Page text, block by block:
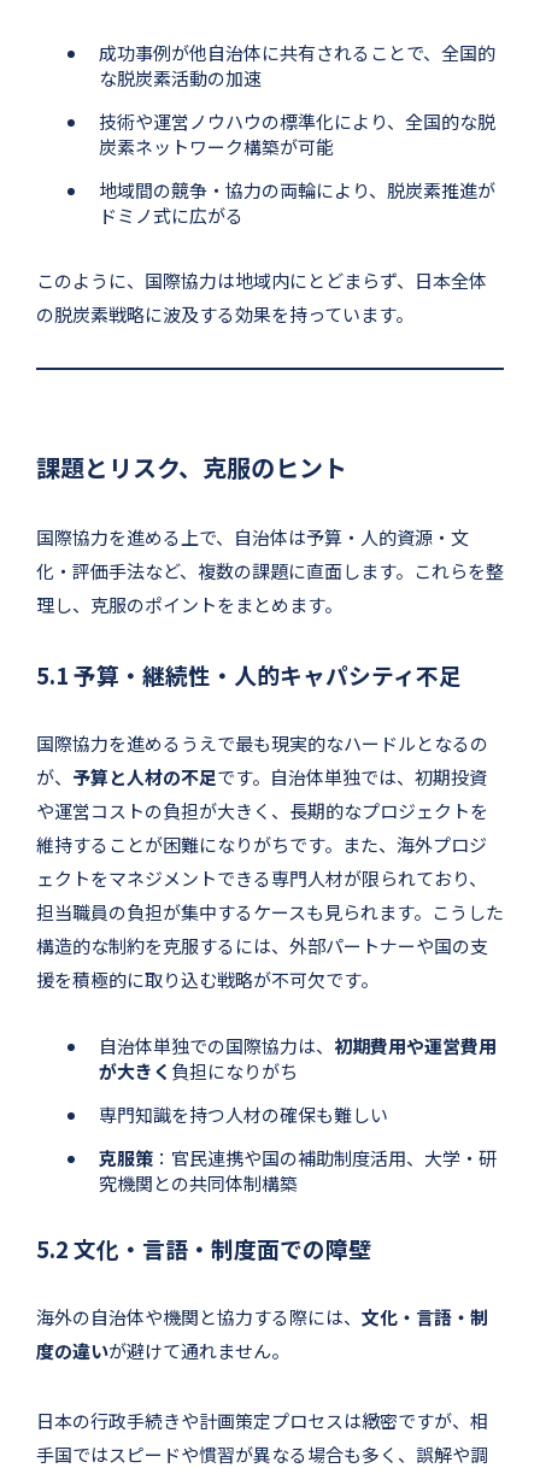
成功事例が他自治体に共有されることで、全国的
な脱炭素活動の加速
技術や運営ノウハウの標準化により、全国的な脱
炭素ネットワーク構築が可能
地域間の競争・協力の両輪により、脱炭素推進が
ドミノ式に広がる
このように、国際協力は地域内にとどまらず、日本全体
の脱炭素戦略に波及する効果を持っています。
課題とリスク、克服のヒント
国際協力を進める上で、自治体は予算・人的資源・文
化・評価手法など、複数の課題に直面します。これらを整
理し、克服のポイントをまとめます。
5.1 予算・継続性・人的キャパシティ不足
国際協力を進めるうえで最も現実的なハードルとなるの
が、 予算と人材の不足です。自治体単独では、初期投資
や運営コストの負担が大きく、長期的なプロジェクトを
維持することが困難になりがちです。また、海外プロジ
ェクトをマネジメントできる専門人材が限られており、
担当職員の負担が集中するケースも見られます。こうした
構造的な制約を克服するには、外部パートナーや国の支
援を積極的に取り込む戦略が不可欠です。
自治体単独での国際協力は、 初期費用や運営費用
が大きく 負担になりがち
専門知識を持つ人材の確保も難しい
克服策 ：官民連携や国の補助制度活用、大学・研
究機関との共同体制構築
5.2 文化・言語・制度面での障壁
海外の自治体や機関と協力する際には、 文化・言語・制
度の違いが避けて通れません。
日本の行政手続きや計画策定プロセスは緻密ですが、相
手国ではスピードや慣習が異なる場合も多く、誤解や調